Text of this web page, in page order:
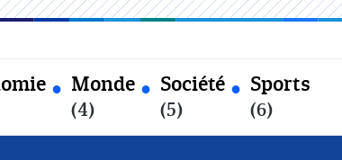
Monde
(4)
Société
(5)
Sports
(6)